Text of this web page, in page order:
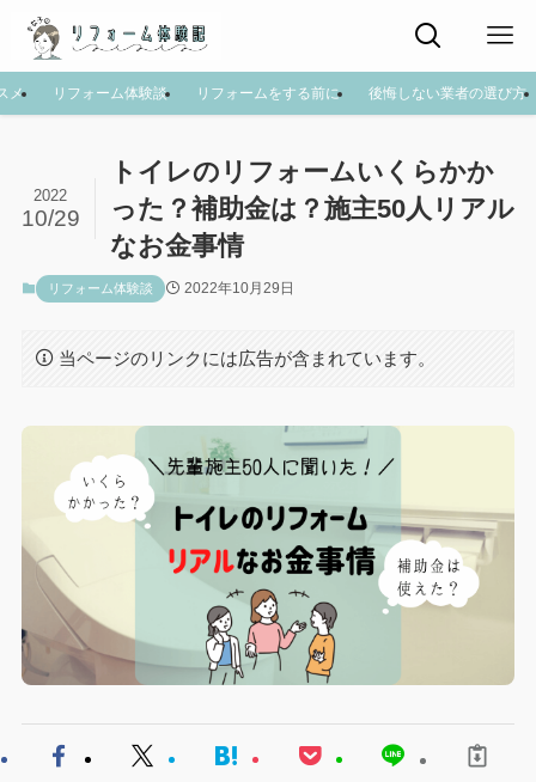
メ リフォーム体験談 リフォームをする前に 後悔しない業者の選び方
トイレのリフォームいくらかか
った？補助金は？施主50人リアル
なお金事情
2022
10/29
リフォーム体験談 2022年10月29日
当ページのリンクには広告が含まれています。